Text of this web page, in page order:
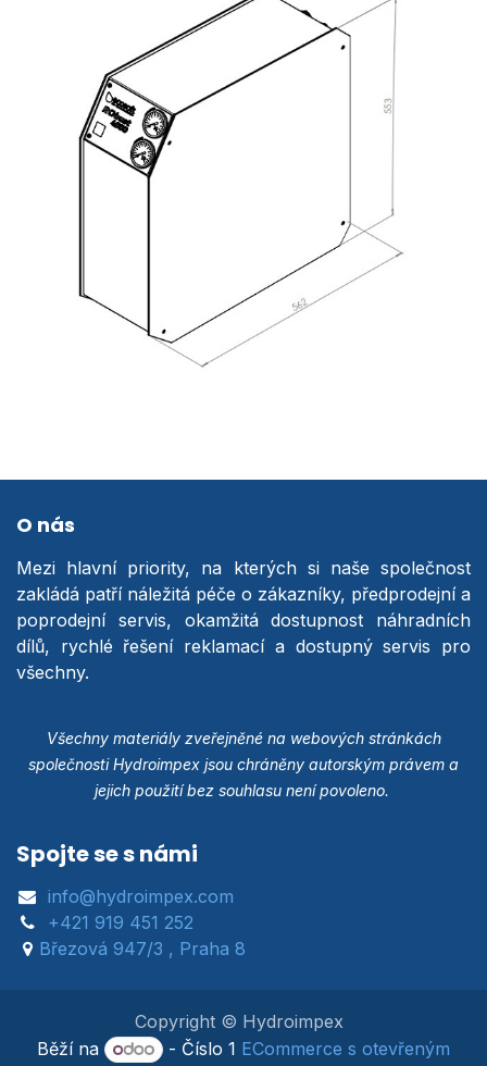
O nás
Mezi hlavní priority, na kterých si naše společnost
zakládá patří náležitá péče o zákazníky, předprodejní a
poprodejní servis, okamžitá dostupnost náhradních
dílů, rychlé řešení reklamací a dostupný servis pro
všechny.
Všechny materiály zveřejněné na webových stránkách
společnosti Hydroimpex jsou chráněny autorským právem a
jejich použití bez souhlasu není povoleno.
Spojte se s námi
info@hydroimpex.com
+421 919 451 252
Březová 947/3 , Praha 8
Copyright © Hydroimpex
Běží na
- Číslo 1 ECommerce s otevřeným